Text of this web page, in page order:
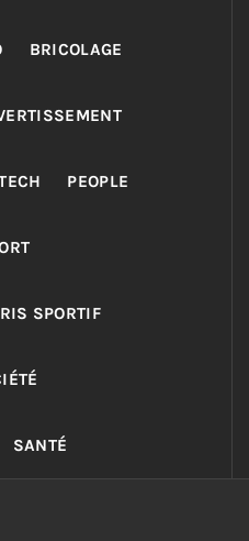
BRICOLAGE
PEOPLE
SPORTIF
SANTÉ